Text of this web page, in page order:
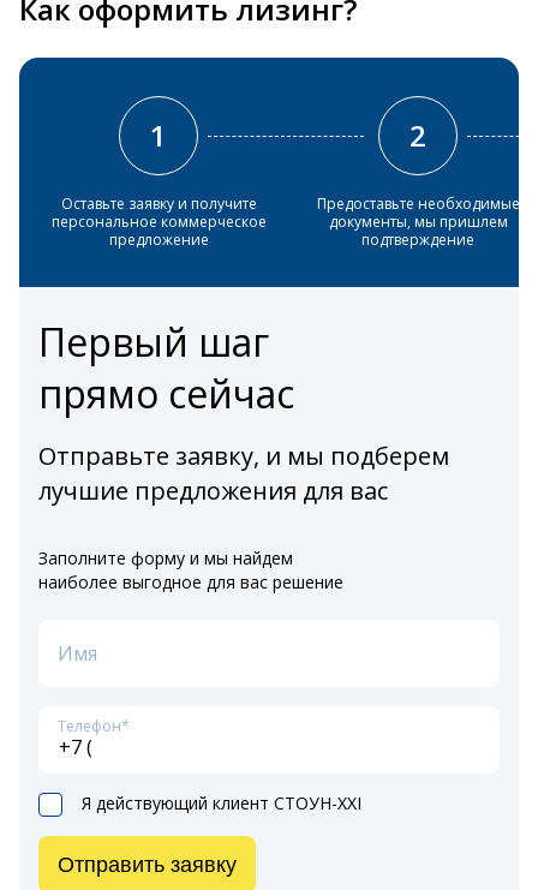
Как оформить лизинг?
1
Оставьте заявку и получите
персональное коммерческое
предложение
2
Предоставьте необходимые
документы, мы пришлем
подтверждение
Первый шаг
прямо сейчас
Отправьте заявку, и мы подберем
лучшие предложения для вас
Заполните форму и мы найдем
наиболее выгодное для вас решение
Имя
Телефон*
Я действующий клиент СТОУН-XXI
Отправить заявку